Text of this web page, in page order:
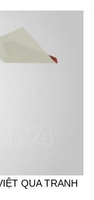
QUA TRANH